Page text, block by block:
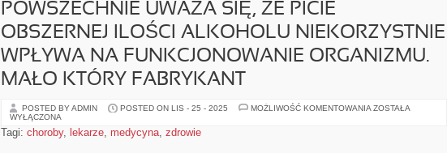
POWSZECHNIE UWAŻA SIĘ, ŻE PICIE
OBSZERNEJ ILOŚCI ALKOHOLU NIEKORZYSTNIE
WPŁYWA NA FUNKCJONOWANIE ORGANIZMU.
MAŁO KTÓRY FABRYKANT
POSTED BY ADMIN POSTED ON LIS - 25 - 2025 MOŻLIWOŚĆ KOMENTOWANIA POWSZECHNIE
ZOSTAŁA
WYŁĄCZONA
Tagi: choroby, lekarze, medycyna, zdrowie